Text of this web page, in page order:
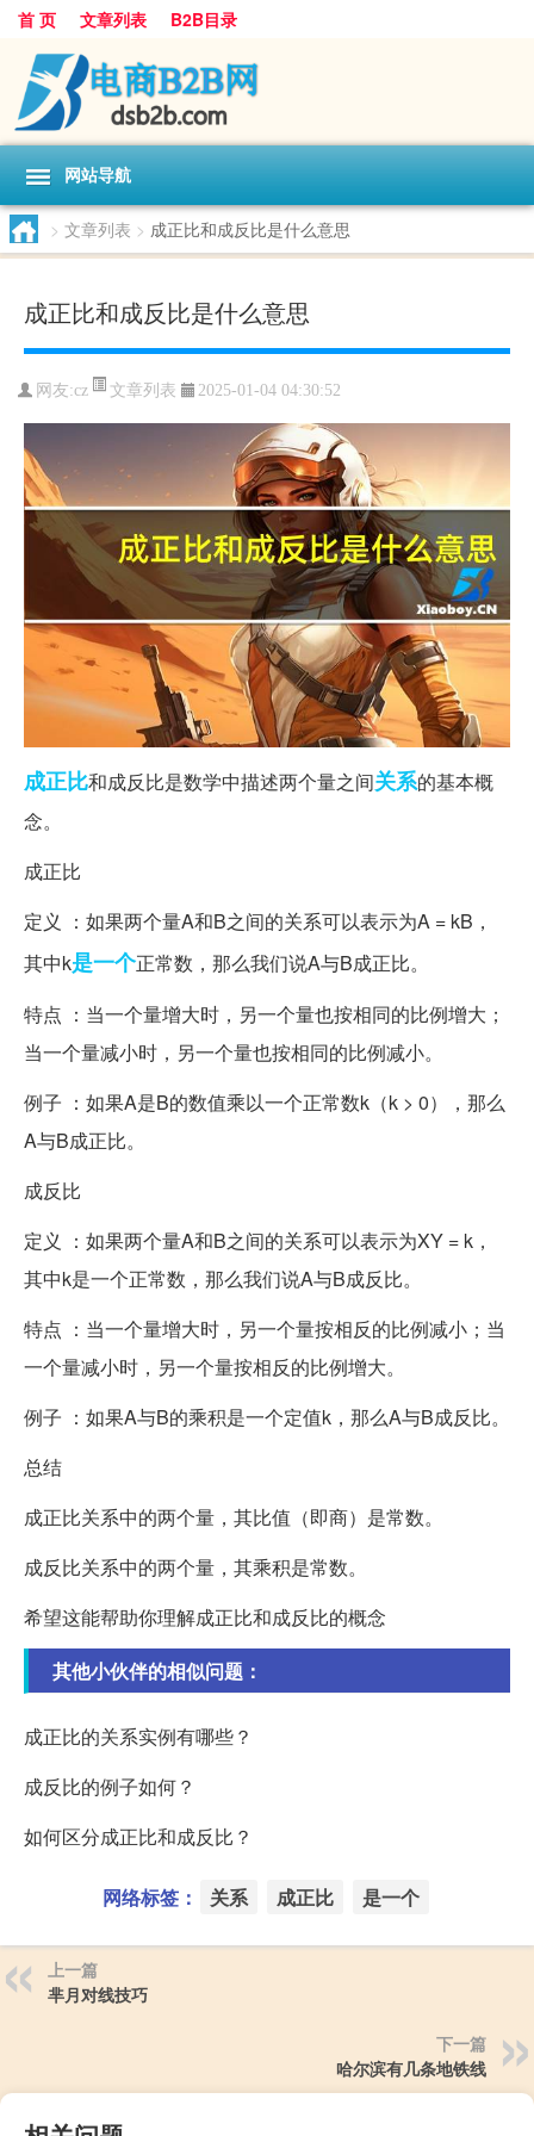
首 页 文章列表 B2B目录
网站导航
> 文章列表 > 成正比和成反比是什么意思
成正比和成反比是什么意思
网友:cz 文章列表 2025-01-04 04:30:52
成正比和成反比是数学中描述两个量之间关系的基本概
念。
成正比
定义 ：如果两个量A和B之间的关系可以表示为A = kB，
其中k是一个正常数，那么我们说A与B成正比。
特点 ：当一个量增大时，另一个量也按相同的比例增大；
当一个量减小时，另一个量也按相同的比例减小。
例子 ：如果A是B的数值乘以一个正常数k（k > 0），那么
A与B成正比。
成反比
定义 ：如果两个量A和B之间的关系可以表示为XY = k，
其中k是一个正常数，那么我们说A与B成反比。
特点 ：当一个量增大时，另一个量按相反的比例减小；当
一个量减小时，另一个量按相反的比例增大。
例子 ：如果A与B的乘积是一个定值k，那么A与B成反比。
总结
成正比关系中的两个量，其比值（即商）是常数。
成反比关系中的两个量，其乘积是常数。
希望这能帮助你理解成正比和成反比的概念
其他小伙伴的相似问题：
成正比的关系实例有哪些？
成反比的例子如何？
如何区分成正比和成反比？
网络标签： 关系 成正比 是一个
上一篇
芈月对线技巧
下一篇
哈尔滨有几条地铁线